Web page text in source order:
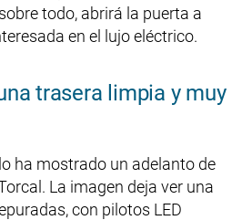
todo, abrirá la puerta a
en el lujo eléctrico.
trasera limpia y muy
ha mostrado un adelanto de
La imagen deja ver una
con pilotos LED